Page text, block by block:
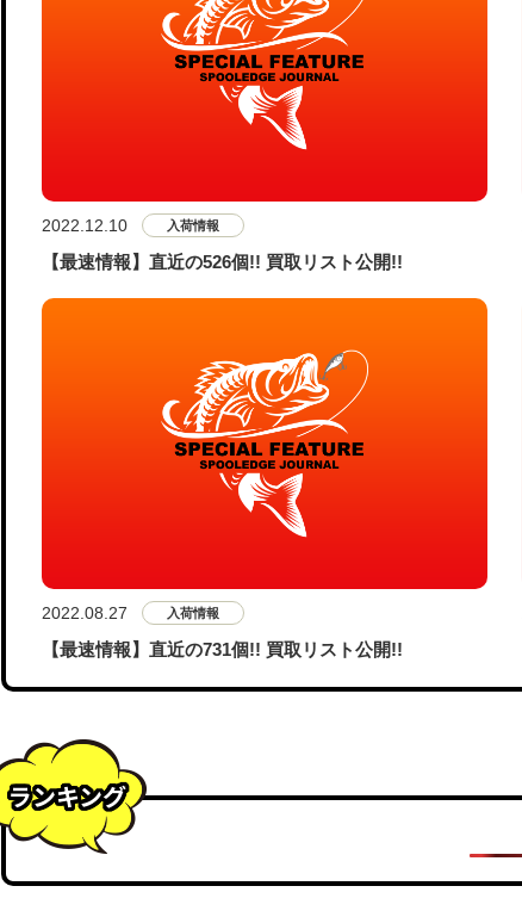
2022.12.10 入荷情報
【最速情報】直近の526個!! 買取リスト公開!!
2022.08.27 入荷情報
【最速情報】直近の731個!! 買取リスト公開!!
ランキング